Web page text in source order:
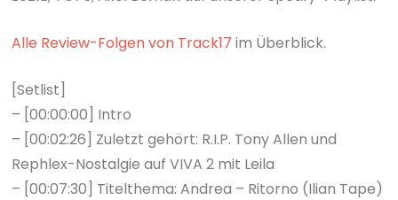
Alle Review-Folgen von Track17 im Überblick.
[Setlist]
– [00:00:00] Intro
– [00:02:26] Zuletzt gehört: R.I.P. Tony Allen und
Rephlex-Nostalgie auf VIVA 2 mit Leila
– [00:07:30] Titelthema: Andrea – Ritorno (Ilian Tape)